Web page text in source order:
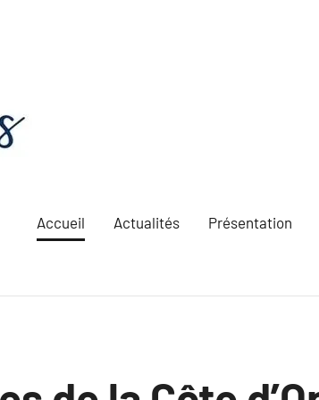
Accueil Actualités Présentation